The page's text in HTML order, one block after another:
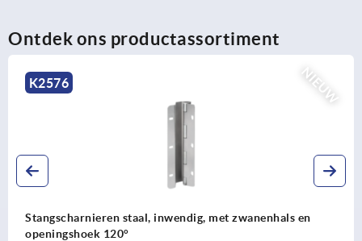
Ontdek ons productassortiment
NIEUW
K2576
Stangscharnieren staal, inwendig, met zwanenhals en
openingshoek 120°